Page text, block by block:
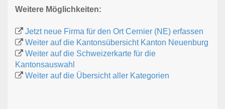
Weitere Möglichkeiten:
Jetzt neue Firma für den Ort Cernier (NE) erfassen
Weiter auf die Kantonsübersicht Kanton Neuenburg
Weiter auf die Schweizerkarte für die
Kantonsauswahl
Weiter auf die Übersicht aller Kategorien